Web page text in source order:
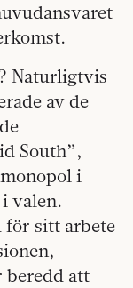
Naturligtvis
av de
South”,
i
valen.
för sitt arbete
beredd att